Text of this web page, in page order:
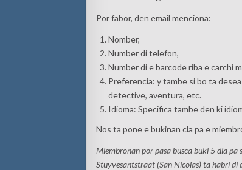
Por fabor, den email menciona:
Nomber,
Number di telefon,
Number di e barcode riba e carchi
Preferencia: y tambe si bo ta
detective, aventura, etc.
Idioma: Specifica tambe den ki
Nos ta pone e bukinan cla pa e
Miembronan por pasa busca buki 5 dia
Stuyvesantstraat (San Nicolas) ta habri di